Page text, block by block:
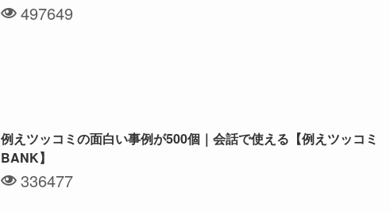
497649
例えツッコミの面白い事例が500個｜会話で使える【例えツッコミ
BANK】
336477